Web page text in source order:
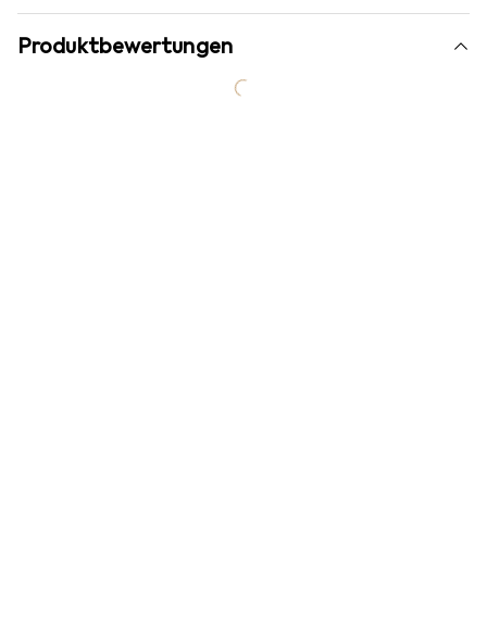
Produktbewertungen